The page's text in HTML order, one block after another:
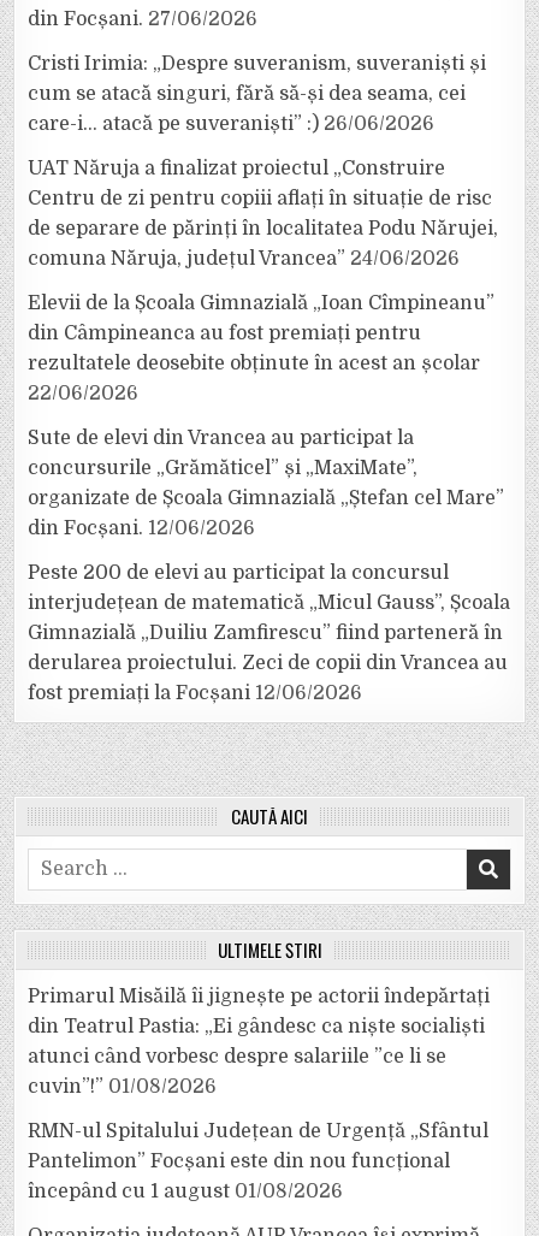
din Focșani. 27/06/2026
Cristi Irimia: „Despre suveranism, suveraniști și
cum se atacă singuri, fără să-și dea seama, cei
care-i… atacă pe suveraniști” :) 26/06/2026
UAT Năruja a finalizat proiectul „Construire
Centru de zi pentru copiii aflați în situație de risc
de separare de părinți în localitatea Podu Nărujei,
comuna Năruja, județul Vrancea” 24/06/2026
Elevii de la Școala Gimnazială „Ioan Cîmpineanu”
din Câmpineanca au fost premiați pentru
rezultatele deosebite obținute în acest an școlar
22/06/2026
Sute de elevi din Vrancea au participat la
concursurile „Grămăticel” și „MaxiMate”,
organizate de Școala Gimnazială „Ștefan cel Mare”
din Focșani. 12/06/2026
Peste 200 de elevi au participat la concursul
interjudețean de matematică „Micul Gauss”, Școala
Gimnazială „Duiliu Zamfirescu” fiind parteneră în
derularea proiectului. Zeci de copii din Vrancea au
fost premiați la Focșani 12/06/2026
CAUTĂ AICI
Search
for:
ULTIMELE ȘTIRI
Primarul Misăilă îi jignește pe actorii îndepărtați
din Teatrul Pastia: „Ei gândesc ca niște socialiști
atunci când vorbesc despre salariile ”ce li se
cuvin”!” 01/08/2026
RMN-ul Spitalului Județean de Urgență „Sfântul
Pantelimon” Focșani este din nou funcțional
începând cu 1 august 01/08/2026